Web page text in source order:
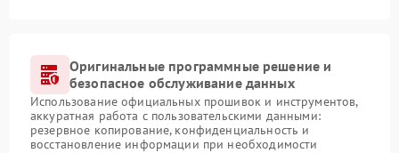
Оригинальные программные решение и
безопасное обслуживание данных
Использование официальных прошивок и инструментов,
аккуратная работа с пользовательскими данными:
резервное копирование, конфиденциальность и
восстановление информации при необходимости